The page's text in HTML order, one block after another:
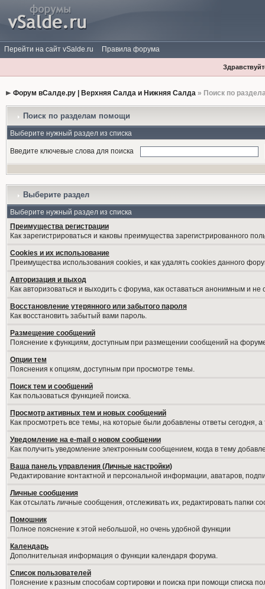
Перейти на сайт vSalde.ru Правила форума
Форум вСалде.ру | Верхняя Салда и Нижняя Салда» Поиск по
Поиск по разделам помощи
Выберите нужный раздел из списка
Введите ключевые слова для поиска
Выберите раздел
Выберите нужный раздел из списка
Преимущества регистрации
Как зарегистрироваться и каковы преимущества зарегистрированного
Cookies и их использование
Преимущества использования cookies, и как удалять cookies данного
Авторизация и выход
Как авторизоваться и выходить с форума, как оставаться анонимным и
Восстановление утерянного или забытого пароля
Как восстановить забытый вами пароль.
Размещение сообщений
Пояснение к функциям, доступным при размещении сообщений на
Опции тем
Пояснения к опциям, доступным при просмотре темы.
Поиск тем и сообщений
Как пользоваться функцией поиска.
Просмотр активных тем и новых сообщений
Как просмотреть все темы, на которые были добавлены ответы сегодня,
Уведомление на е-mail о новом сообщении
Как получить уведомление электронным сообщением, когда в тему
Ваша панель управления (Личные настройки)
Редактирование контактной и персональной информации, аватаров,
Личные сообщения
Как отсылать личные сообщения, отслеживать их, редактировать папки
Помошник
Полное пояснение к этой небольшой, но очень удобной функции
Календарь
Дополнительная информация о функции календаря форума.
Список пользователей
Пояснение к разным способам сортировки и поиска при помощи списка